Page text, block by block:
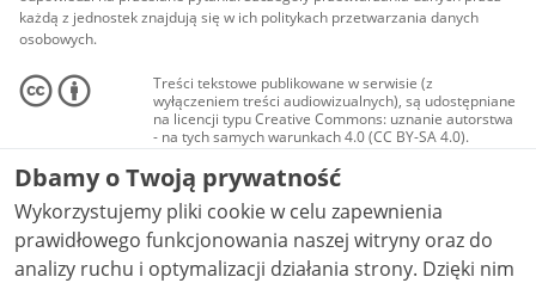
każdą z jednostek znajdują się w ich politykach przetwarzania danych
osobowych.
Treści tekstowe publikowane w serwisie (z
wyłączeniem treści audiowizualnych), są udostępniane
na licencji typu Creative Commons: uznanie autorstwa
- na tych samych warunkach 4.0 (CC BY-SA 4.0).
Materiały audiowizualne, w tym zdjęcia, materiały
audio i wideo, są udostępniane na licencji typu
Creative Commons: uznanie autorstwa użycie
niekomercyjne - bez utworów zależnych 4.0 (CC BY-
NC-ND 4.0), o ile nie jest to stwierdzone inaczej.
Dbamy o Twoją prywatność
Wykorzystujemy pliki cookie w celu zapewnienia
prawidłowego funkcjonowania naszej witryny oraz do
analizy ruchu i optymalizacji działania strony. Dzięki nim